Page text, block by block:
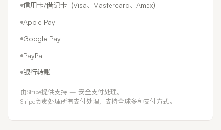
信用卡/借记卡（Visa、Mastercard、Amex）
Apple Pay
Google Pay
PayPal
银行转账
由Stripe提供支持 — 安全支付处理。
Stripe负责处理所有支付处理，支持全球多种支付方式。